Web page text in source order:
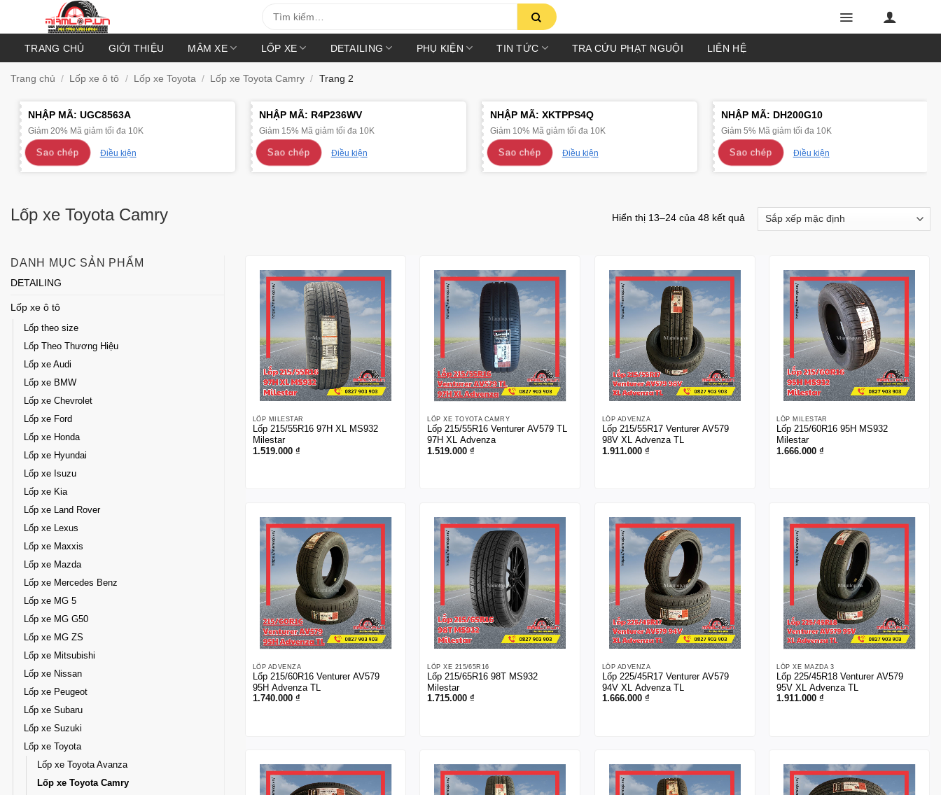
kiếm:
TRANG CHỦ GIỚI THIỆU MÂM XE LỐP XE DETAILING PHỤ KIỆN TIN TỨC TRA CỨU PHẠT NGUỘI LIÊN HỆ
Trang chủ / Lốp xe ô tô / Lốp xe Toyota / Lốp xe Toyota Camry / Trang 2
NHẬP MÃ: UGC8563A
Giảm 20% Mã giảm tối đa 10K
Sao chép Điều kiện
NHẬP MÃ: R4P236WV
Giảm 15% Mã giảm tối đa 10K
Sao chép Điều kiện
NHẬP MÃ: XKTPPS4Q
Giảm 10% Mã giảm tối đa 10K
Sao chép Điều kiện
NHẬP MÃ: DH200G10
Giảm 5% Mã giảm tối đa 10K
Sao chép Điều kiện
Lốp xe Toyota Camry Hiển thị 13–24 của 48 kết quả
DANH MỤC SẢN PHẨM
DETAILING
Lốp xe ô tô
Lốp theo size
Lốp Theo Thương Hiệu
Lốp xe Audi
Lốp xe BMW
Lốp xe Chevrolet
Lốp xe Ford
Lốp xe Honda
Lốp xe Hyundai
Lốp xe Isuzu
Lốp xe Kia
Lốp xe Land Rover
Lốp xe Lexus
Lốp xe Maxxis
Lốp xe Mazda
Lốp xe Mercedes Benz
Lốp xe MG 5
Lốp xe MG G50
Lốp xe MG ZS
Lốp xe Mitsubishi
Lốp xe Nissan
Lốp xe Peugeot
Lốp xe Subaru
Lốp xe Suzuki
Lốp xe Toyota
Lốp xe Toyota Avanza
Lốp xe Toyota Camry
LỐP MILESTAR
Lốp 215/55R16 97H XL MS932
Milestar
1.519.000 ₫
LỐP XE TOYOTA CAMRY
Lốp 215/55R16 Venturer AV579 TL
97H XL Advenza
1.519.000₫
LỐP ADVENZA
Lốp 215/55R17 Venturer AV579
98V XL Advenza TL
1.911.000 ₫
LỐP MILESTAR
Lốp 215/60R16 95H MS932
Milestar
1.666.000₫
LỐP ADVENZA
Lốp 215/60R16 Venturer AV579
95H Advenza TL
1.740.000 ₫
LỐP XE 215/65R16
Lốp 215/65R16 98T MS932
Milestar
1.715.000₫
LỐP ADVENZA
Lốp 225/45R17 Venturer AV579
94V XL Advenza TL
1.666.000 ₫
LỐP XE MAZDA 3
Lốp 225/45R18 Venturer AV579
95V XL Advenza TL
1.911.000₫